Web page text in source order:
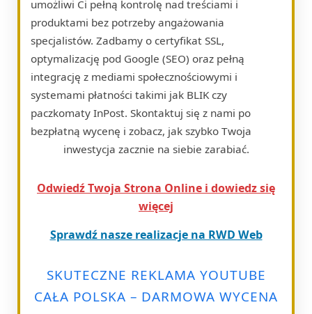
umożliwi Ci pełną kontrolę nad treściami i
produktami bez potrzeby angażowania
specjalistów. Zadbamy o certyfikat SSL,
optymalizację pod Google (SEO) oraz pełną
integrację z mediami społecznościowymi i
systemami płatności takimi jak BLIK czy
paczkomaty InPost. Skontaktuj się z nami po
bezpłatną wycenę i zobacz, jak szybko Twoja
inwestycja zacznie na siebie zarabiać.
Odwiedź Twoja Strona Online i dowiedz się
więcej
Sprawdź nasze realizacje na RWD Web
SKUTECZNE REKLAMA YOUTUBE
CAŁA POLSKA – DARMOWA WYCENA